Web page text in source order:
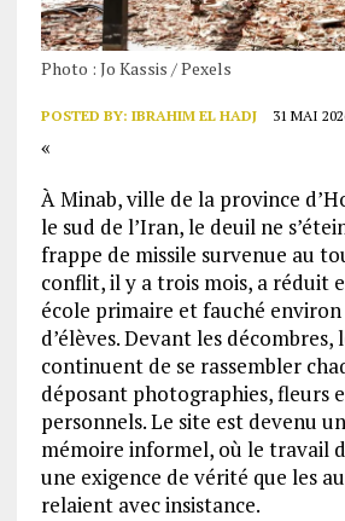
Photo : Jo Kassis / Pexels
POSTED BY: IBRAHIM EL HADJ 31 MAI
«
À Minab, ville de la province
le sud de l’Iran, le deuil ne
frappe de missile survenue au
conflit, il y a trois mois, a réduit
école primaire et fauché
d’élèves. Devant les décombres,
continuent de se rassembler
déposant photographies, fleurs
personnels. Le site est devenu
mémoire informel, où le travail
une exigence de vérité que les
relaient avec insistance.